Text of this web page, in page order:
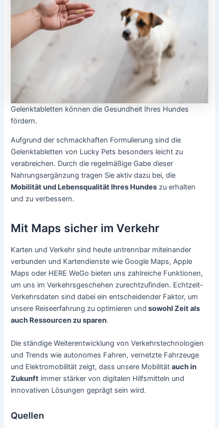
Gelenktabletten können die Gesundheit Ihres Hundes
fördern.
Aufgrund der schmackhaften Formulierung sind die
Gelenktabletten von Lucky Pets besonders leicht zu
verabreichen. Durch die regelmäßige Gabe dieser
Nahrungsergänzung tragen Sie aktiv dazu bei, die
Mobilität und Lebensqualität Ihres Hundes zu erhalten
und zu verbessern.
Mit Maps sicher im Verkehr
Karten und Verkehr sind heute untrennbar miteinander
verbunden und Kartendienste wie Google Maps, Apple
Maps oder HERE WeGo bieten uns zahlreiche Funktionen,
um uns im Verkehrsgeschehen zurechtzufinden. Echtzeit-
Verkehrsdaten sind dabei ein entscheidender Faktor, um
unsere Reiseerfahrung zu optimieren und sowohl Zeit als
auch Ressourcen zu sparen.
Die ständige Weiterentwicklung von Verkehrstechnologien
und Trends wie autonomes Fahren, vernetzte Fahrzeuge
und Elektromobilität zeigt, dass unsere Mobilitätauch in
Zukunft immer stärker von digitalen Hilfsmitteln und
innovativen Lösungen geprägt sein wird.
Quellen